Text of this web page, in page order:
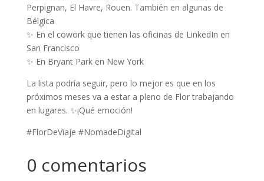
Perpignan, El Havre, Rouen. También en algunas de
Bélgica
✨ En el cowork que tienen las oficinas de LinkedIn en
San Francisco
✨ En Bryant Park en New York
La lista podría seguir, pero lo mejor es que en los
próximos meses va a estar a pleno de Flor trabajando
en lugares. ✨¡Qué emoción!
#FlorDeViaje #NomadeDigital
0 comentarios